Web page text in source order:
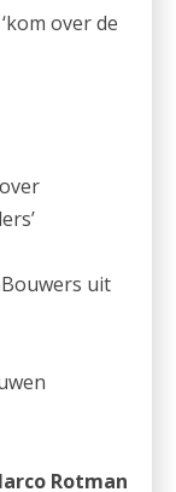
over de
over
uit
Rotman